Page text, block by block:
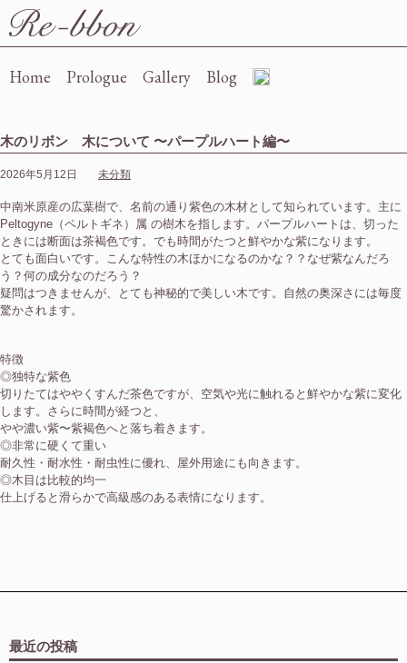
Home Prologue Gallery Blog
木のリボン 木について 〜パープルハート編〜
2026年5月12日 未分類
中南米原産の広葉樹で、名前の通り紫色の木材として知られています。主に
Peltogyne（ペルトギネ）属 の樹木を指します。パープルハートは、切った
ときには断面は茶褐色です。でも時間がたつと鮮やかな紫になります。
とても面白いです。こんな特性の木ほかになるのかな？？なぜ紫なんだろ
う？何の成分なのだろう？
疑問はつきませんが、とても神秘的で美しい木です。自然の奥深さには毎度
驚かされます。
特徴
◎独特な紫色
切りたてはややくすんだ茶色ですが、空気や光に触れると鮮やかな紫に変化
します。さらに時間が経つと、
やや濃い紫〜紫褐色へと落ち着きます。
◎非常に硬くて重い
耐久性・耐水性・耐虫性に優れ、屋外用途にも向きます。
◎木目は比較的均一
仕上げると滑らかで高級感のある表情になります。
最近の投稿